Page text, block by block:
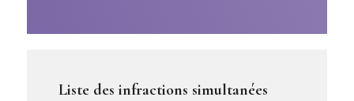
Liste des infractions simultanées